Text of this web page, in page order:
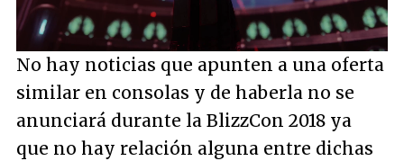
Unmute /
No hay noticias que apunten a una oferta
similar en consolas y de haberla no se
anunciará durante la BlizzCon 2018 ya
que no hay relación alguna entre dichas